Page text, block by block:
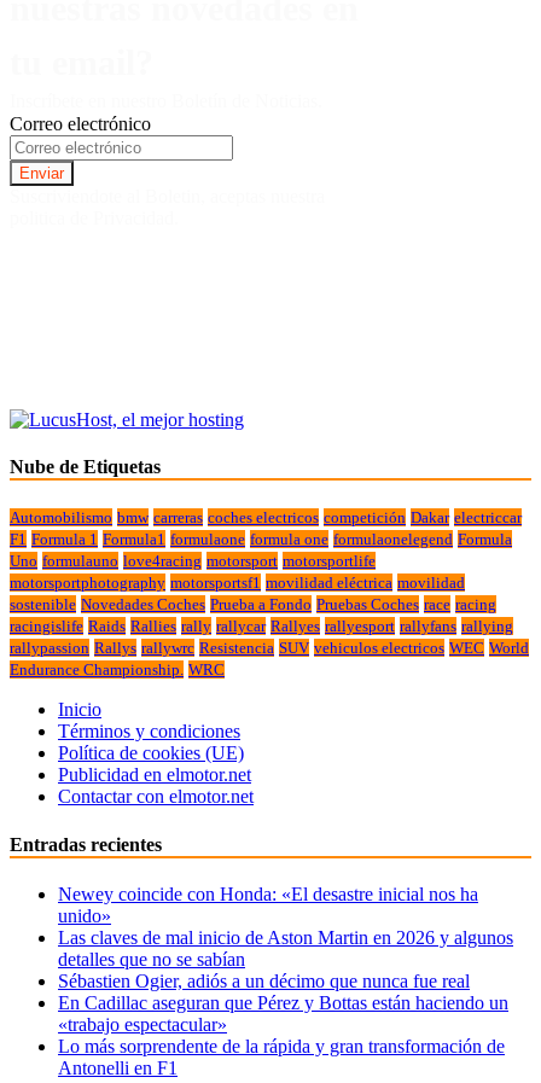
Correo electrónico
Nube de Etiquetas
Automobilismo bmw carreras coches electricos competición Dakar electriccar
F1 Formula 1 Formula1 formulaone formula one formulaonelegend Formula
Uno formulauno love4racing motorsport motorsportlife
motorsportphotography motorsportsf1 movilidad eléctrica movilidad
sostenible Novedades Coches Prueba a Fondo Pruebas Coches race racing
racingislife Raids Rallies rally rallycar Rallyes rallyesport rallyfans rallying
rallypassion Rallys rallywrc Resistencia SUV vehiculos electricos WEC World
Endurance Championship. WRC
Inicio
Términos y condiciones
Política de cookies (UE)
Publicidad en elmotor.net
Contactar con elmotor.net
Entradas recientes
Newey coincide con Honda: «El desastre inicial nos ha
unido»
Las claves de mal inicio de Aston Martin en 2026 y algunos
detalles que no se sabían
Sébastien Ogier, adiós a un décimo que nunca fue real
En Cadillac aseguran que Pérez y Bottas están haciendo un
«trabajo espectacular»
Lo más sorprendente de la rápida y gran transformación de
Antonelli en F1